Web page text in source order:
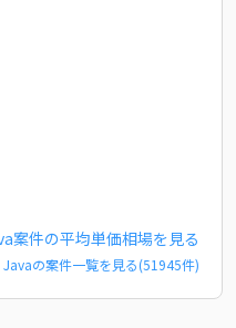
案件の平均単価相場を見る
Javaの案件一覧を見る(51945件)